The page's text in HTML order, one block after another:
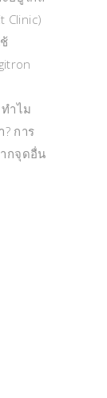
Clinic)
ำไม
การ
กจุดอื่น